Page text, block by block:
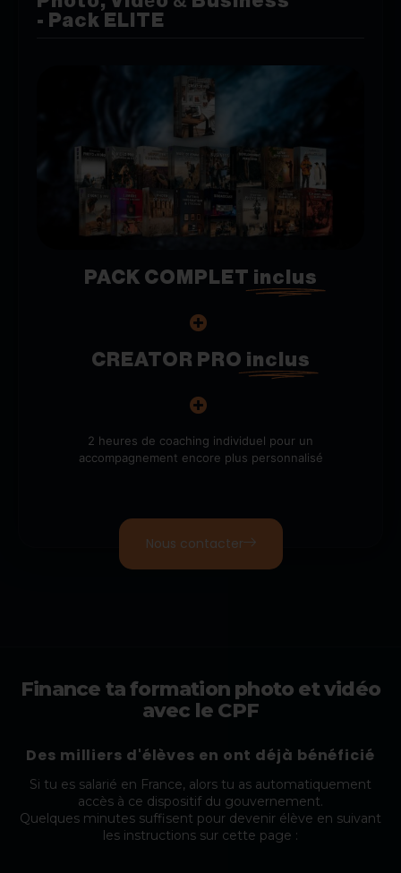
- Pack ELITE
PACK COMPLET inclus
CREATOR PRO inclus
2 heures de coaching individuel pour un
accompagnement encore plus personnalisé
Nous contacter
Finance ta formation photo et vidéo
avec le CPF
Des milliers d'élèves en ont déjà bénéficié
Si tu es salarié en France, alors tu as automatiquement
accès à ce dispositif du gouvernement.
Quelques minutes suffisent pour devenir élève en suivant
les instructions sur cette page :